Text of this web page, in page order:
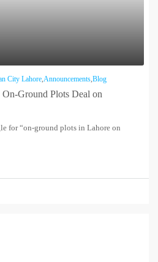
City Lahore Announcements Blog
Ground Plots Deal on
for “on-ground plots in Lahore on